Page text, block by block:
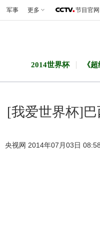
军事 更多 节目官网
2014世界杯 《
[我爱世界杯]
央视网 2014年07月03日